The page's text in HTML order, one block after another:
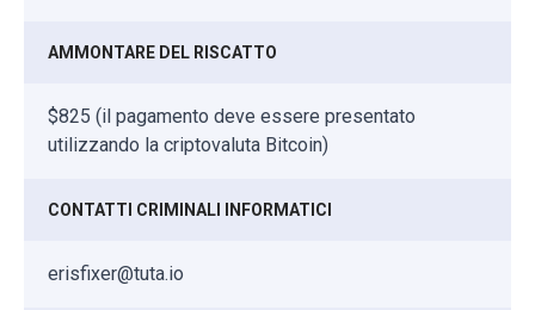
AMMONTARE DEL RISCATTO
$825 (il pagamento deve essere presentato
utilizzando la criptovaluta Bitcoin)
CONTATTI CRIMINALI INFORMATICI
erisfixer@tuta.io